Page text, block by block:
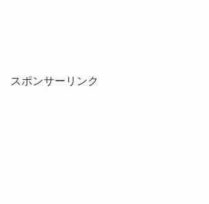
スポンサーリンク